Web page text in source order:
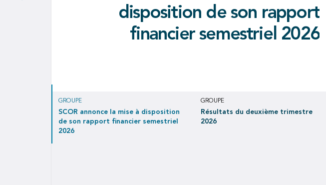
disposition de son rapport
financier semestriel 2026
trimestre 2026
Résultat net de EUR 171 millions au deuxième trimestre 2026,
contribuant à un résultat net de EUR 397 millions au premier
portant sur la cession et
l'investissement
validité des traités de
rétrocession conclus avec
GROUPE
SCOR annonce la mise à disposition
de son rapport financier semestriel
2026
GROUPE
Résultats du deuxième trimestre
2026